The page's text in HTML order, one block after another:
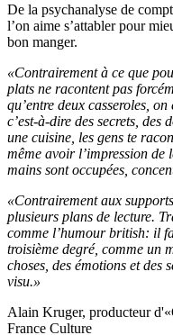
De la psychanalyse de
l’on aime s’attabler pour
bon manger.
«Contrairement à ce que
plats ne racontent pas
qu’entre deux casseroles,
c’est-à-dire des secrets, des
une cuisine, les gens te
même avoir l’impression de
mains sont occupées,
«Contrairement aux
plusieurs plans de lecture.
comme l’humour british: il
troisième degré, comme un
choses, des émotions et des
visu.»
Alain Kruger, producteur
France Culture